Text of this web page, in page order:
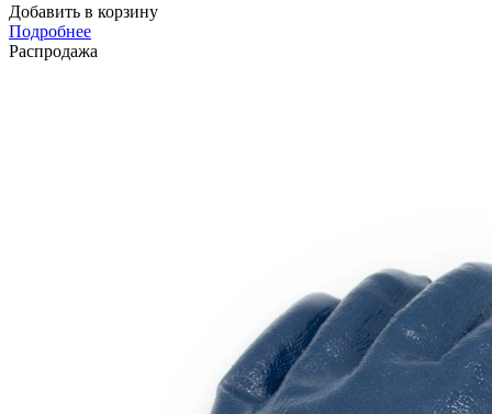
Добавить в корзину
Подробнее
Распродажа